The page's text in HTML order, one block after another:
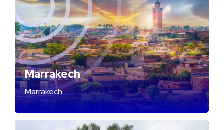
Marrakech
Marrakech